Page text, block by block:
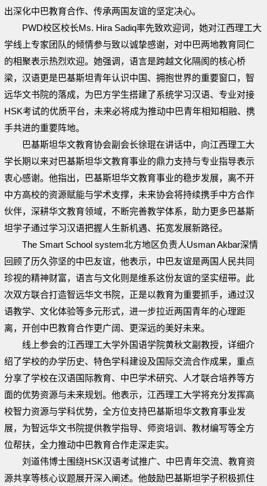
出深化中巴教育合作、传承两国友谊的坚定决心。
PWD校区校长Ms. Hira Sadiq率先致欢迎词，她对江西理工大
学线上专家团队的倾情参与致以诚挚感谢，对中巴两地教育同仁
的相聚表示热烈欢迎。她强调，语言是跨越文化隔阂的核心桥
梁，汉语更是巴基斯坦青年认识中国、拥抱世界的重要窗口，智
远华文书院的落成，为巴方学生搭建了系统学习汉语、专业对接
HSK考试的优质平台，未来必将成为推动中巴青年相知相融、携
手共进的重要阵地。
巴基斯坦华文教育协会副会长徐琨在讲话中，向江西理工大
学长期以来对巴基斯坦华文教育事业的鼎力支持与专业指导表示
衷心感谢。他指出，巴基斯坦华文教育事业的稳步发展，离不开
中方高校的资源赋能与学术支撑，未来协会将持续携手中方合作
伙伴，深耕华文教育领域，不断完善教学体系，助力更多巴基斯
坦学子通过学习汉语把握人生新机遇、拓宽发展新路径。
The Smart School system北方地区负责人Usman Akbar深情
回顾了历久弥坚的中巴友谊，他表示，中巴友谊是两国人民共同
珍视的精神财富，语言与文化则是维系这份友谊的坚实纽带。此
次双方联合打造智远华文书院，正是以教育为重要抓手，通过汉
语教学、文化体验等多元形式，进一步拉近两国青年的心理距
离，开创中巴教育合作更广阔、更深远的美好未来。
线上参会的江西理工大学外国语学院黄秋文副教授，详细介
绍了学校的办学历史、特色学科建设及国际交流合作成果，重点
分享了学校在汉语国际教育、中巴学术研究、人才联合培养等方
面的优势资源与未来规划。他表示，江西理工大学将充分发挥高
校智力资源与学科优势，全方位支持巴基斯坦华文教育事业发
展，为智远华文书院提供教学指导、师资培训、教材编写等全方
位帮扶，全力推动中巴教育合作走深走实。
刘道伟博士围绕HSK汉语考试推广、中巴青年交流、教育资
源共享等核心议题展开深入阐述。他鼓励巴基斯坦学子积极抓住